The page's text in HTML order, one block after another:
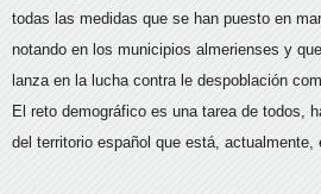
todas las medidas que se han puesto en
notando en los municipios almerienses y
lanza en la lucha contra le despoblación
El reto demográfico es una tarea de todos,
del territorio español que está, actualmente,